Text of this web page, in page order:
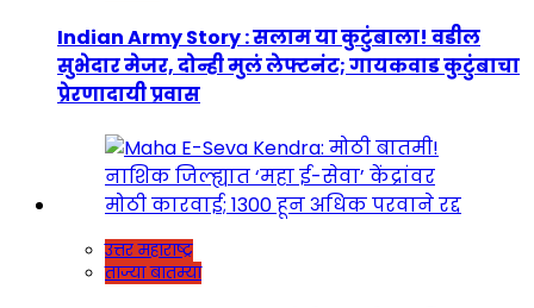
Indian Army Story : सलाम या कुटुंबाला! वडील
सुभेदार मेजर, दोन्ही मुलं लेफ्टनंट; गायकवाड कुटुंबाचा
प्रेरणादायी प्रवास
उत्तर महाराष्ट्र
ताज्या बातम्या